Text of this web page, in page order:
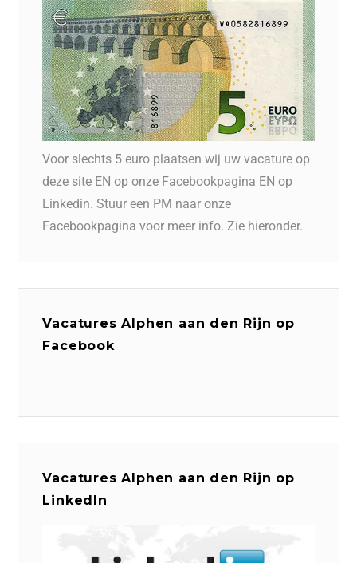
Voor slechts 5 euro plaatsen wij uw vacature op
deze site EN op onze Facebookpagina EN op
Linkedin. Stuur een PM naar onze
Facebookpagina voor meer info. Zie hieronder.
Vacatures Alphen aan den Rijn op
Facebook
Vacatures Alphen aan den Rijn op
LinkedIn